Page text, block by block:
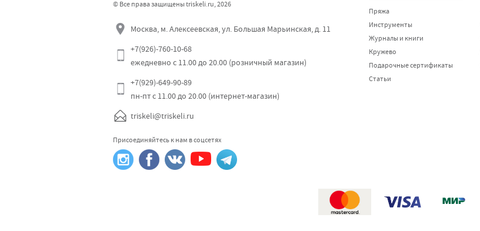
© Все права защищены triskeli.ru, 2026
Москва, м. Алексеевская, ул. Большая Марьинская, д. 11
+7(926)-760-10-68
ежедневно с 11.00 до 20.00 (розничный магазин)
+7(929)-649-90-89
пн-пт с 11.00 до 20.00 (интернет-магазин)
triskeli@triskeli.ru
Присоединяйтесь к нам в соцсетях
Пряжа
Инструменты
Журналы и книги
Кружево
Подарочные сертификаты
Статьи